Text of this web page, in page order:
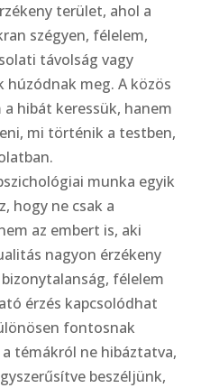
terület, ahol a
szégyen, félelem,
távolság vagy
meg. A közös
hibát keressük, hanem
mi történik a testben,
munka egyik
hogy ne csak a
az embert is, aki
nagyon érzékeny
félelem
érzés kapcsolódhat
fontosnak
témákról ne hibáztatva,
beszéljünk,